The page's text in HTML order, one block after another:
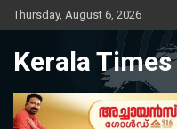
Skip
to
Thursday, August 6, 2026
Kerala Times